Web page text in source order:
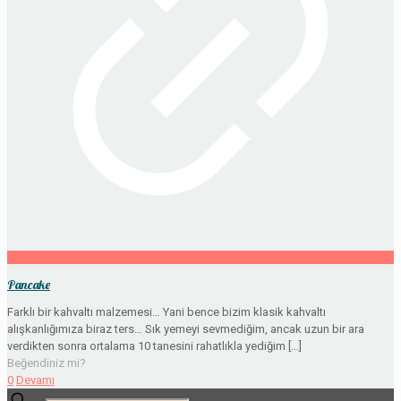
Pancake
Farklı bir kahvaltı malzemesi… Yani bence bizim klasik kahvaltı
alışkanlığımıza biraz ters… Sık yemeyi sevmediğim, ancak uzun bir ara
verdikten sonra ortalama 10 tanesini rahatlıkla yediğim […]
Beğendiniz mi?
0 Devamı